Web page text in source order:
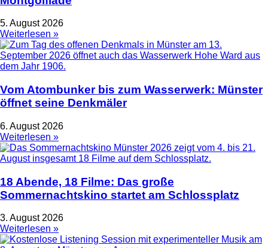
5. August 2026
Weiterlesen »
Vom Atombunker bis zum Wasserwerk: Münster
öffnet seine Denkmäler
6. August 2026
Weiterlesen »
18 Abende, 18 Filme: Das große
Sommernachtskino startet am Schlossplatz
3. August 2026
Weiterlesen »